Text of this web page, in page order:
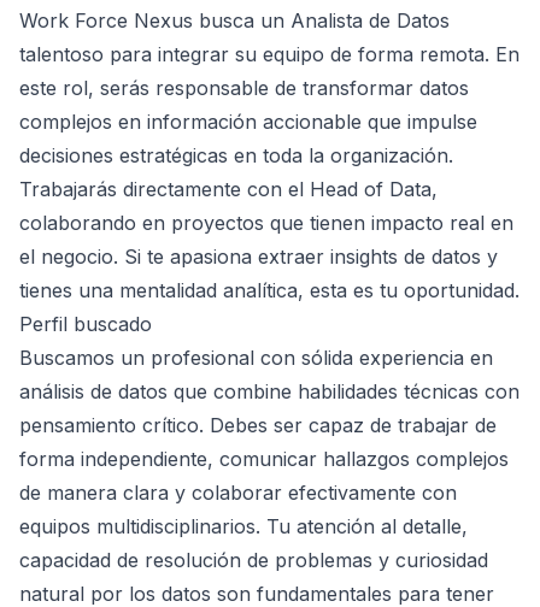
Work Force Nexus busca un Analista de Datos
talentoso para integrar su equipo de forma remota. En
este rol, serás responsable de transformar datos
complejos en información accionable que impulse
decisiones estratégicas en toda la organización.
Trabajarás directamente con el Head of Data,
colaborando en proyectos que tienen impacto real en
el negocio. Si te apasiona extraer insights de datos y
tienes una mentalidad analítica, esta es tu oportunidad.
Perfil buscado
Buscamos un profesional con sólida experiencia en
análisis de datos que combine habilidades técnicas con
pensamiento crítico. Debes ser capaz de trabajar de
forma independiente, comunicar hallazgos complejos
de manera clara y colaborar efectivamente con
equipos multidisciplinarios. Tu atención al detalle,
capacidad de resolución de problemas y curiosidad
natural por los datos son fundamentales para tener